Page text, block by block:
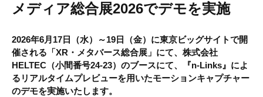
メディア総合展2026でデモを実施
2026年6月17日（水）～19日（金）に東京ビッグサイトで開
催される 「XR・メタバース総合展」 にて、株式会社
HELTEC（小間番号24-23）のブースにて、『n-Links』によ
るリアルタイムプレビューを用いたモーションキャプチャー
のデモを実施いたします。